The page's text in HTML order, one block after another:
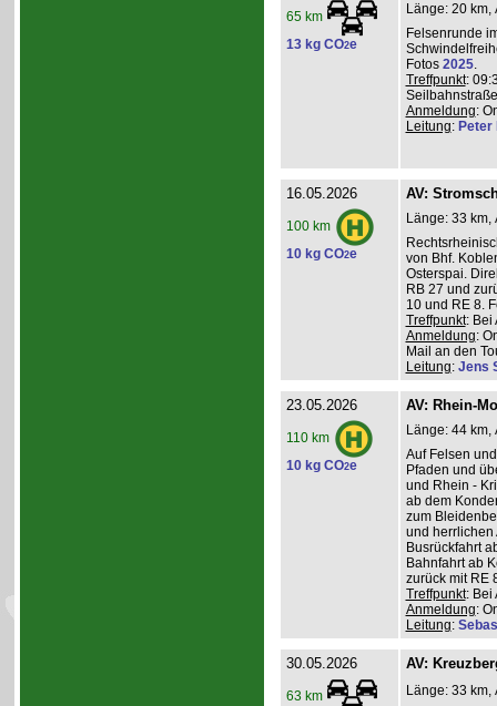
65 km
13 kg CO2e
Länge: 20 km,
Felsenrunde
Fotos 2025.
Treffpunkt:
Anmeldung:
Leitung: Peter
16.05.2026
100 km
10 kg CO2e
AV:
Länge: 33 km,
von Bhf.
Osterspai.
RB 27 und
10 und RE 8.
Treffpunkt: Bei
Anmeldung:
Mail an den
Leitung: Jens
23.05.2026
110 km
10 kg CO2e
AV: Rhein-
Länge: 44 km,
Auf Felsen
Pfaden und
und Rhein -
ab dem
zum
und herrlichen
Busrückfahrt
Bahnfahrt ab
zurück mit RE
Treffpunkt: Bei
Anmeldung:
Leitung:
30.05.2026
63 km
AV:
Länge: 33 km,